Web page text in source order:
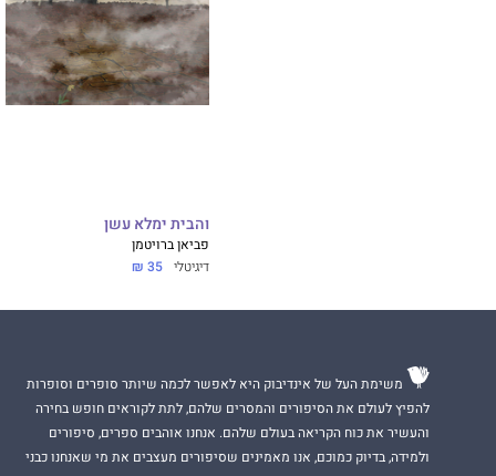
והבית ימלא עשן
פביאן ברויטמן
דיגיטלי 35 ₪
משימת העל של אינדיבוק היא לאפשר לכמה שיותר סופרים וסופרות
להפיץ לעולם את הסיפורים והמסרים שלהם, לתת לקוראים חופש בחירה
והעשיר את כוח הקריאה בעולם שלהם. אנחנו אוהבים ספרים, סיפורים
ולמידה, בדיוק כמוכם, אנו מאמינים שסיפורים מעצבים את מי שאנחנו כבני